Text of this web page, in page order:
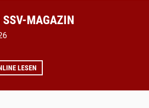
SSV-MAGAZIN
LESEN